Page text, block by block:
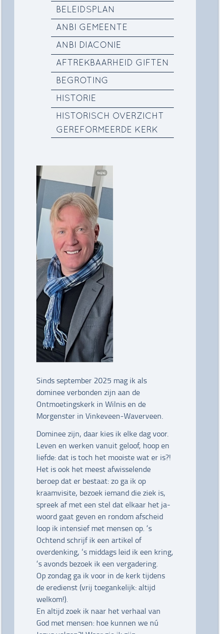
BELEIDSPLAN
ANBI GEMEENTE
ANBI DIACONIE
AFTREKBAARHEID GIFTEN
BEGROTING
HISTORIE
HISTORISCH OVERZICHT
GEREFORMEERDE KERK
Sinds september 2025 mag ik als
dominee verbonden zijn aan de
Ontmoetingskerk in Wilnis en de
Morgenster in Vinkeveen-Waverveen.
Dominee zijn, daar kies ik elke dag voor.
Leven en werken vanuit geloof, hoop en
liefde: dat is toch het mooiste wat er is?!
Het is ook het meest afwisselende
beroep dat er bestaat: zo ga ik op
kraamvisite, bezoek iemand die ziek is,
spreek af met een stel dat elkaar het ja-
woord gaat geven en rondom afscheid
loop ik intensief met mensen op. ‘s
Ochtend schrijf ik een artikel of
overdenking, ‘s middags leid ik een kring,
‘s avonds bezoek ik een vergadering.
Op zondag ga ik voor in de kerk tijdens
de eredienst (vrij toegankelijk: altijd
welkom!).
En altijd zoek ik naar het verhaal van
God met mensen: hoe kunnen we nú